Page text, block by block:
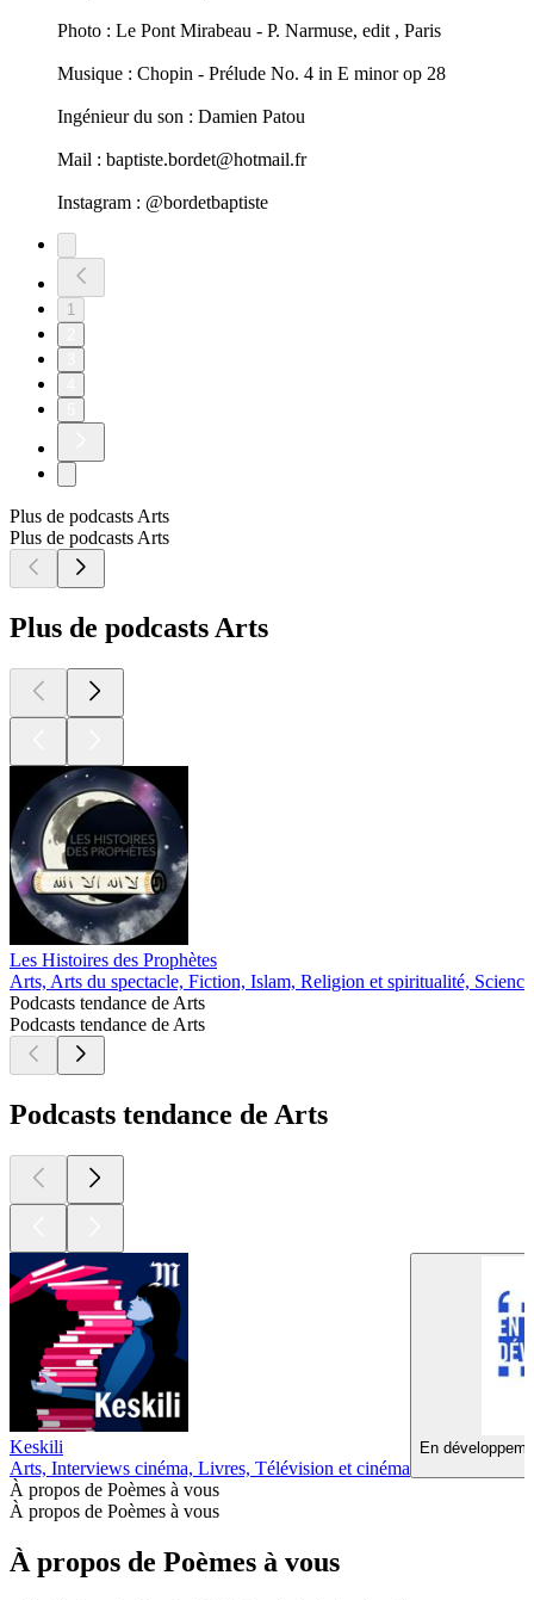
Photo : Le Pont Mirabeau - P. Narmuse, edit , Paris
Musique : Chopin - Prélude No. 4 in E minor op 28
Ingénieur du son : Damien Patou
Mail : baptiste.bordet@hotmail.fr
Instagram : @bordetbaptiste
1
Plus de podcasts Arts
Plus de podcasts Arts
Plus de podcasts Arts
Les Histoires des Prophètes
Arts, Arts du spectacle, Fiction, Islam, Religion et spiritualité,
Podcasts tendance de Arts
Podcasts tendance de Arts
Podcasts tendance de Arts
Keskili
Arts, Interviews cinéma, Livres, Télévision et cinéma
En
À propos de Poèmes à vous
À propos de Poèmes à vous
À propos de Poèmes à vous